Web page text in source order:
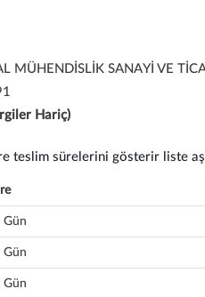
MÜHENDİSLİK SANAYİ VE
Hariç)
teslim sürelerini gösterir liste
Gün
Gün
Gün